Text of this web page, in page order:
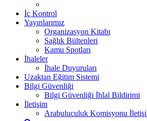
İç Kontrol
Yayınlarımız
Organizasyon Kitabı
Sağlık Bültenleri
Kamu Spotları
İhaleler
İhale Duyuruları
Uzaktan Eğitim Sistemi
Bilgi Güvenliği
Bilgi Güvenliği İhlal Bildirimi
İletişim
Arabuluculuk Komisyonu